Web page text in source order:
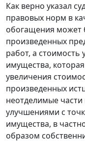
Как верно указал
правовых норм в
обогащения может
произведенных
работ, а
имущества,
увеличения
произведенных
неотделимые
улучшениями с
имущества, в
образом